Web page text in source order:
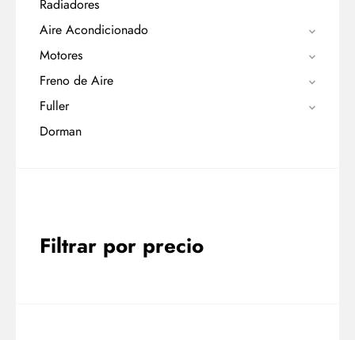
Radiadores
Aire Acondicionado
Motores
Freno de Aire
Fuller
Dorman
Filtrar por precio